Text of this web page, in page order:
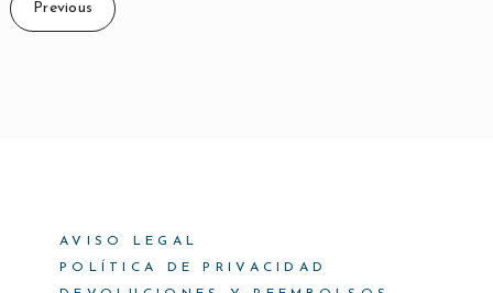
Previous
AVISO LEGAL
POLÍTICA DE PRIVACIDAD